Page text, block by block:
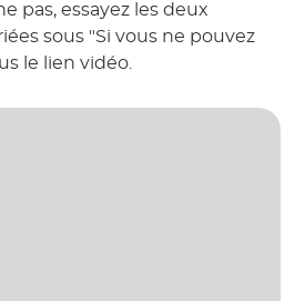
pas, essayez les deux
sous "Si vous ne pouvez
le lien vidéo.